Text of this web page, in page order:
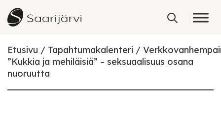
Skip to content
Etusivu Tapahtumakalenteri
”Kukkia ja mehiläisiä” – seksuaalisuus osana
nuoruutta